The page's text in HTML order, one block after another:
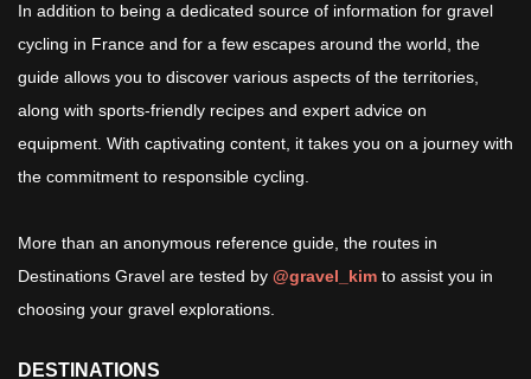
In addition to being a dedicated source of information for gravel
cycling in France and for a few escapes around the world, the
guide allows you to discover various aspects of the territories,
along with sports-friendly recipes and expert advice on
equipment. With captivating content, it takes you on a journey with
the commitment to responsible cycling.
More than an anonymous reference guide, the routes in
Destinations Gravel are tested by @gravel_kim to assist you in
choosing your gravel explorations.
DESTINATIONS